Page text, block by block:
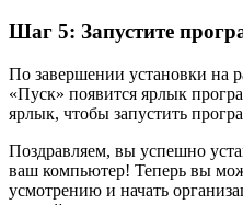
Шаг 5: Запустите
По завершении установки на
«Пуск» появится ярлык
ярлык, чтобы запустить
Поздравляем, вы успешно
ваш компьютер! Теперь вы
усмотрению и начать